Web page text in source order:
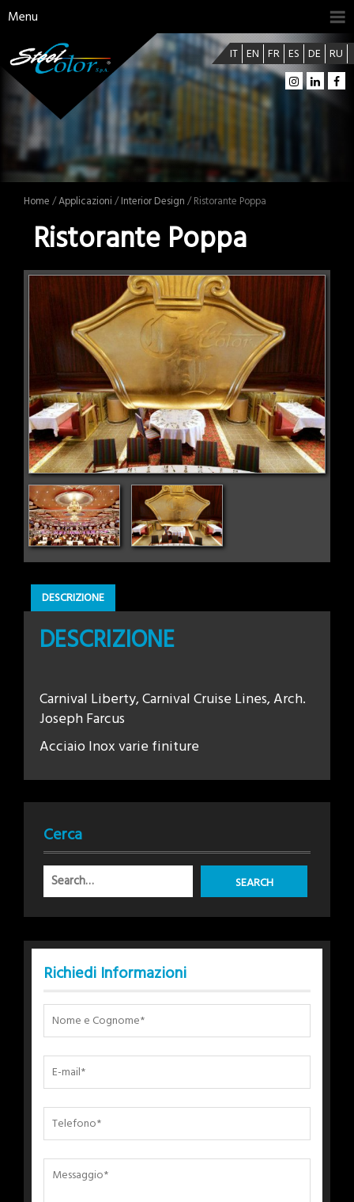
Menu
IT EN FR ES DE RU
Home /Applicazioni /Interior Design / Ristorante Poppa
Ristorante Poppa
DESCRIZIONE
DESCRIZIONE
Carnival Liberty, Carnival Cruise Lines, Arch.
Joseph Farcus
Acciaio Inox varie finiture
Cerca
Richiedi Informazioni